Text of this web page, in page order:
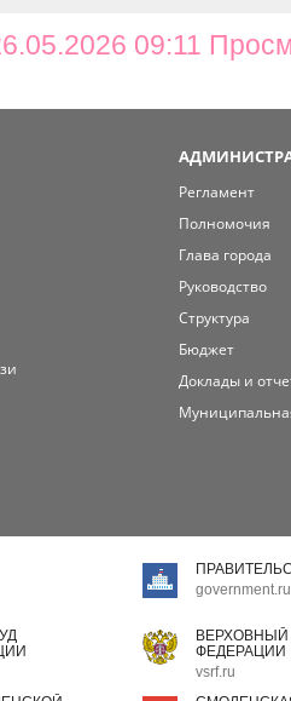
09:11
Регламент
Полномочия
Глава города
Руководство
Структура
Бюджет
Доклады и
government.ru
ФЕДЕРАЦИИ
vsrf.ru